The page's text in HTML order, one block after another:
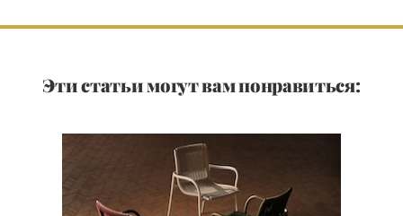
Эти статьи могут вам понравиться: